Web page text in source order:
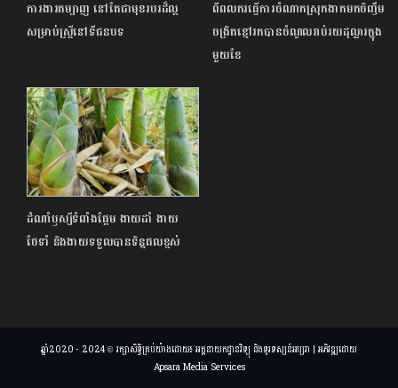
ការងារតម្បាញ នៅតែជាមុខរបរដ៏ល្អ
សម្រាប់ស្ត្រីនៅទីជនបទ
ពីពលករធ្វើការចំណាកស្រុកងាកមកចិញ្ចឹម
ចង្រិតខ្មៅរកបានចំណូលរាប់រយដុល្លារក្នុង
មួយខែ
ដំណាំឫស្សីទំពាំងផ្អែម ងាយដាំ ងាយ
ថែទាំ និងងាយទទួលបានទិន្នផលខ្ពស់
ឆ្នាំ2020 - 2024 © រក្សាសិទ្ធិគ្រប់យ៉ាងដោយ៖ អគ្គនាយកដ្ឋានវិទ្យុ និងទូរទស្សន៍អប្សរា | អភិវឌ្ឍដោយ
Apsara Media Services